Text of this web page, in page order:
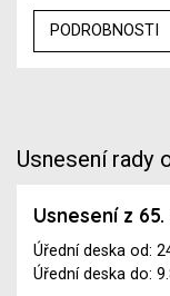
PODROBNOSTI
Usnesení rady
Usnesení z
Úřední deska od:
Úřední deska do: